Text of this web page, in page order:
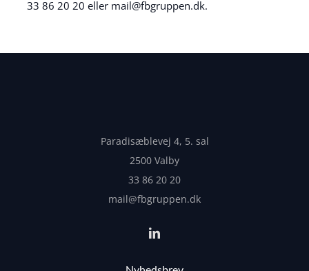
33 86 20 20 eller mail@fbgruppen.dk.
Paradisæblevej 4, 5. sal
2500 Valby
33 86 20 20
mail@fbgruppen.dk